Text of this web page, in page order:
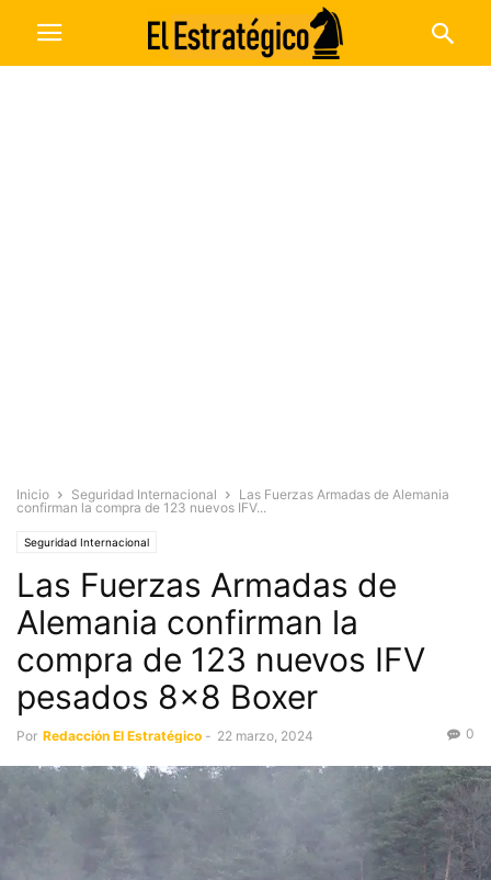
Inicio Seguridad Internacional
Las Fuerzas Armadas de Alemania
confirman la compra de 123 nuevos IFV...
Seguridad Internacional
Las Fuerzas Armadas de
Alemania confirman la
compra de 123 nuevos IFV
pesados 8×8 Boxer
Por Redacción El Estratégico - 22 marzo, 2024 0